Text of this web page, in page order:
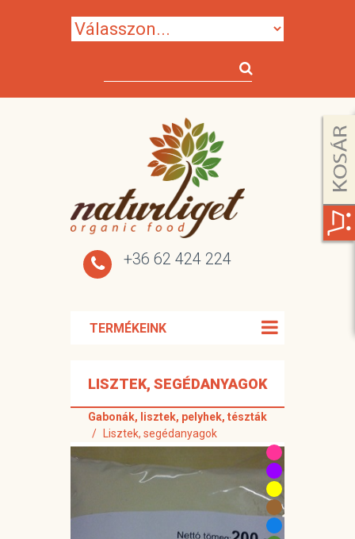
+36 62 424 224
TERMÉKEINK
LISZTEK, SEGÉDANYAGOK
Gabonák, lisztek, pelyhek, tészták
Lisztek, segédanyagok